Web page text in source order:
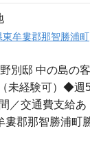
牟婁郡那智勝浦町